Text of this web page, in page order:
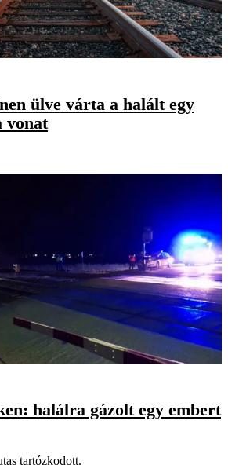
ülve várta a halált egy
vonat
halálra gázolt egy embert
tartózkodott.